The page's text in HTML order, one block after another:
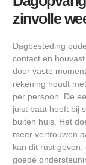
zinvolle
Dagbesteding
contact en
door vaste
rekening houdt
per persoon. De
juist baat heeft bij
buiten huis. Het
meer vertrouwen
kan dit rust
goede